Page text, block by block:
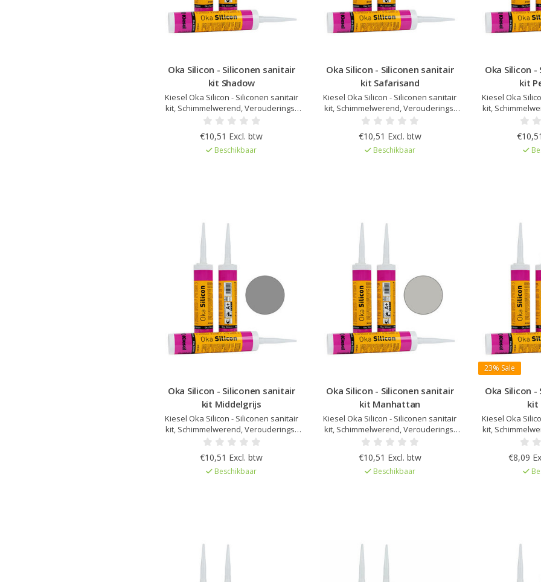
Oka Silicon - Siliconen sanitair
kit Shadow
Kiesel Oka Silicon - Siliconen sanitair
kit, Schimmelwerend, Verouderings-
en UV bestendig, Elastisch na
Servoperl Royal, Zeer lage emissie
EC1Plus gelicentieerd
€10,51 Excl. btw
Beschikbaar
Oka Silicon - Siliconen sanitair
kit Safarisand
Kiesel Oka Silicon - Siliconen sanitair
kit, Schimmelwerend, Verouderings-
en UV bestendig, Elastisch na
Servoperl Royal, Zeer lage emissie
EC1Plus gelicentieerd
€10,51 Excl. btw
Beschikbaar
Oka Silicon
kit
Kiesel Oka
kit,
en UV
Servoperl
Oka Silicon - Siliconen sanitair
kit Middelgrijs
Kiesel Oka Silicon - Siliconen sanitair
kit, Schimmelwerend, Verouderings-
en UV bestendig, Elastisch na
Servoperl Royal, Zeer lage emissie
EC1Plus gelicentieerd
€10,51 Excl. btw
Beschikbaar
Oka Silicon - Siliconen sanitair
kit Manhattan
Kiesel Oka Silicon - Siliconen sanitair
kit, Schimmelwerend, Verouderings-
en UV bestendig, Elastisch na
Servoperl Royal, Zeer lage emissie
EC1Plus gelicentieerd
€10,51 Excl. btw
Beschikbaar
23% Sale
Oka Silicon
kit
Kiesel Oka
kit,
en UV
Servoperl
€8,09